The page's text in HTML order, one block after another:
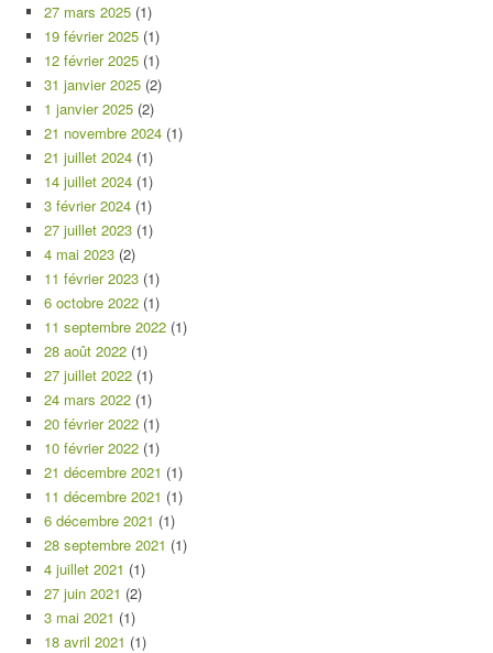
27 mars 2025 (1)
19 février 2025 (1)
12 février 2025 (1)
31 janvier 2025 (2)
1 janvier 2025 (2)
21 novembre 2024 (1)
21 juillet 2024 (1)
14 juillet 2024 (1)
3 février 2024 (1)
27 juillet 2023 (1)
4 mai 2023 (2)
11 février 2023 (1)
6 octobre 2022 (1)
11 septembre 2022 (1)
28 août 2022 (1)
27 juillet 2022 (1)
24 mars 2022 (1)
20 février 2022 (1)
10 février 2022 (1)
21 décembre 2021 (1)
11 décembre 2021 (1)
6 décembre 2021 (1)
28 septembre 2021 (1)
4 juillet 2021 (1)
27 juin 2021 (2)
3 mai 2021 (1)
18 avril 2021 (1)